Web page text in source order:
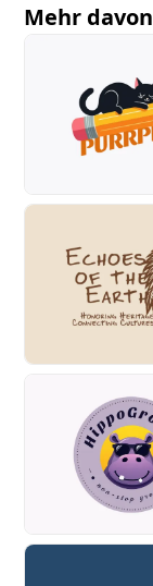
Mehr davon